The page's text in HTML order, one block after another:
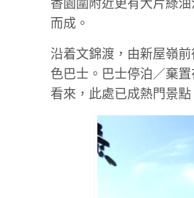
香園圍附近更有大片綠
而成。
沿着文錦渡，由新屋嶺
色巴士。巴士停泊／棄
看來，此處已成熱門景點